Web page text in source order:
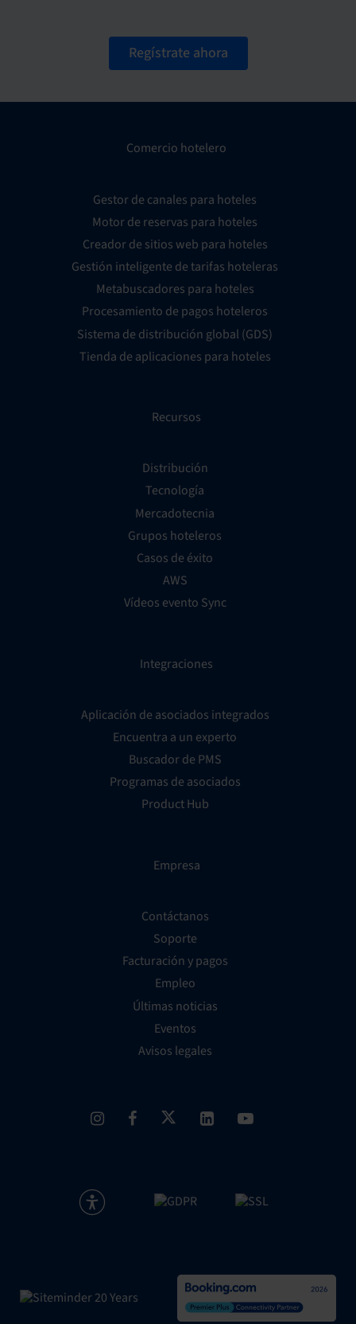
Regístrate ahora
Comercio hotelero
Gestor de canales para hoteles
Motor de reservas para hoteles
Creador de sitios web para hoteles
Gestión inteligente de tarifas hoteleras
Metabuscadores para hoteles
Procesamiento de pagos hoteleros
Sistema de distribución global (GDS)
Tienda de aplicaciones para hoteles
Recursos
Distribución
Tecnología
Mercadotecnia
Grupos hoteleros
Casos de éxito
AWS
Vídeos evento Sync
Integraciones
Aplicación de asociados integrados
Encuentra a un experto
Buscador de PMS
Programas de asociados
Product Hub
Empresa
Contáctanos
Soporte
Facturación y pagos
Empleo
Últimas noticias
Eventos
Avisos legales